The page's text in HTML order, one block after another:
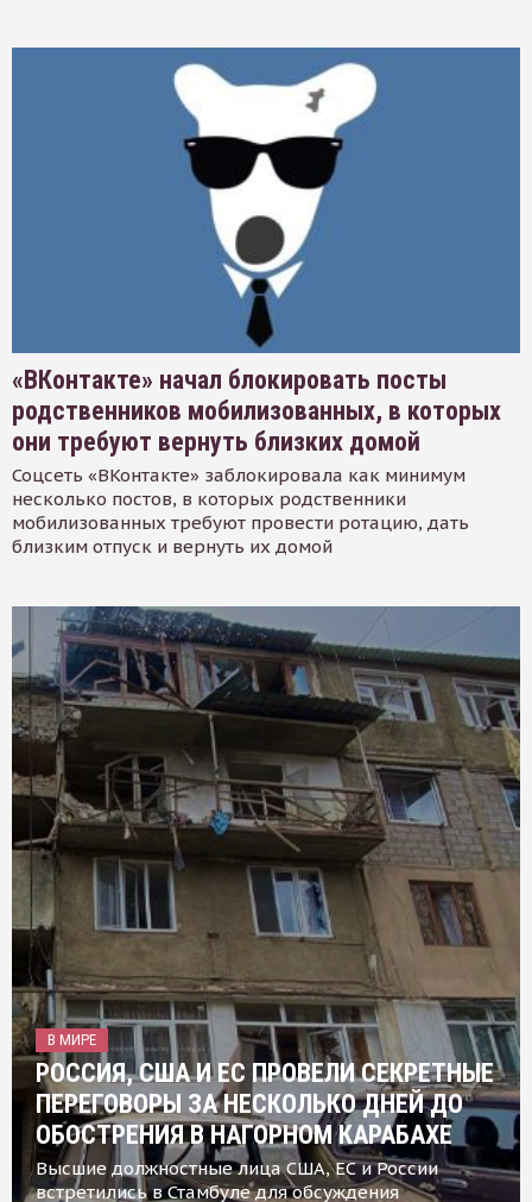
«ВКонтакте» начал блокировать посты
родственников мобилизованных, в которых
они требуют вернуть близких домой
Соцсеть «ВКонтакте» заблокировала как минимум
несколько постов, в которых родственники
мобилизованных требуют провести ротацию, дать
близким отпуск и вернуть их домой
В МИРЕ
РОССИЯ, США И ЕС ПРОВЕЛИ СЕКРЕТНЫЕ
ПЕРЕГОВОРЫ ЗА НЕСКОЛЬКО ДНЕЙ ДО
ОБОСТРЕНИЯ В НАГОРНОМ КАРАБАХЕ
Высшие должностные лица США, ЕС и России
встретились в Стамбуле для обсуждения